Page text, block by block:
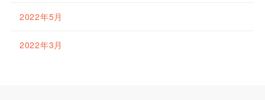
2022年5月
2022年3月